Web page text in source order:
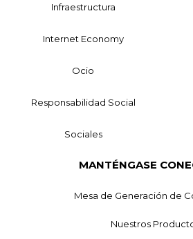
Infraestructura
Internet Economy
Ocio
Responsabilidad Social
Sociales
MANTÉNGASE
Mesa de Generación de
Nuestros